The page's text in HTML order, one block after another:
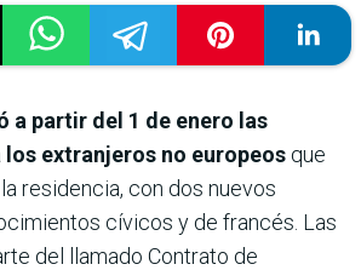
a partir del 1 de enero las
extranjeros no europeos que
residencia, con dos nuevos
cívicos y de francés. Las
del llamado Contrato de